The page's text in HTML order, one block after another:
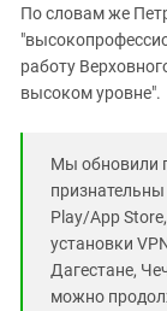
По словам же
работу
высоком уровне".
Мы обновили
Play/App
установки
Дагестане,
можно